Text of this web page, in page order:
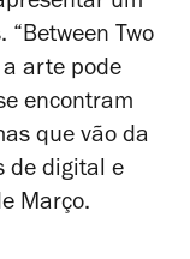
Two
a arte pode
encontram
que vão da
de digital e
Março.